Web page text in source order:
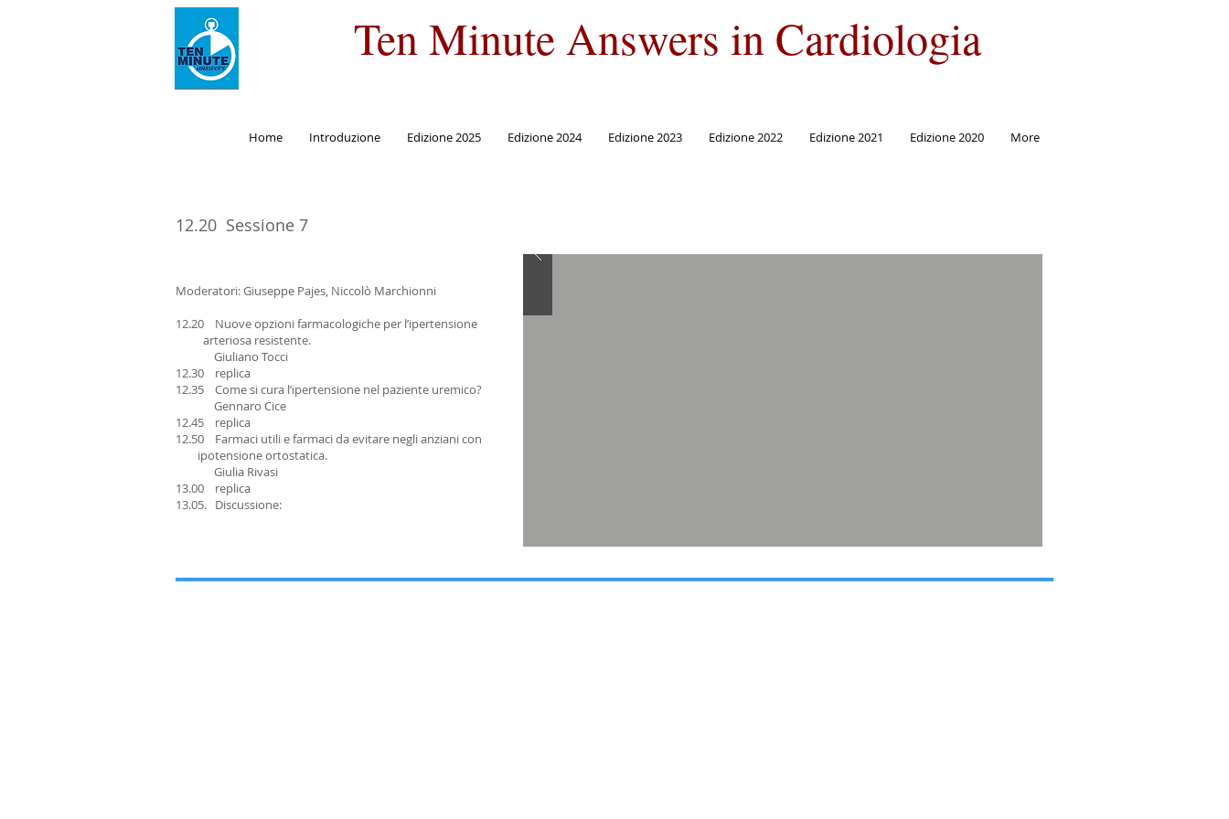
Ten Minute Answers in Cardiologia
Home Introduzione Edizione 2025 Edizione 2024 Edizione 2023 Edizione 2022 Edizione 2021 Edizione 2020 More
12.20 Sessione 7
Moderatori: Giuseppe Pajes, Niccolò Marchionni
12.20 Nuove opzioni farmacologiche per l’ipertensione
arteriosa resistente.
Giuliano Tocci
12.30 replica
12.35 Come si cura l’ipertensione nel paziente uremico?
Gennaro Cice
12.45 replica
12.50 Farmaci utili e farmaci da evitare negli anziani con
ipotensione ortostatica.
Giulia Rivasi
13.00 replica
13.05. Discussione: